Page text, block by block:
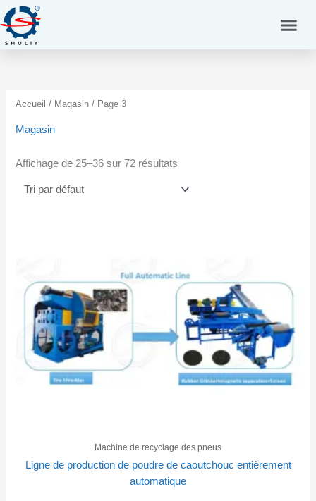
Aller
au
contenu
Accueil / Magasin / Page 3
Magasin
Affichage de 25–36 sur 72 résultats
Machine de recyclage des pneus
Ligne de production de poudre de caoutchouc entièrement
automatique